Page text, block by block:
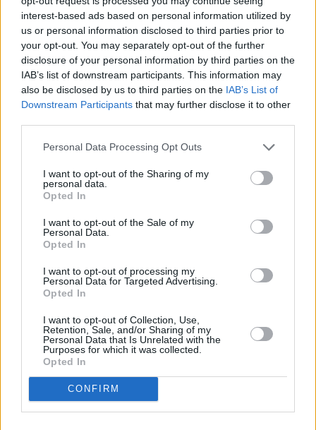
interest-based ads based on personal information utilized by
us or personal information disclosed to third parties prior to
your opt-out. You may separately opt-out of the further
disclosure of your personal information by third parties on the
IAB’s list of downstream participants. This information may
also be disclosed by us to third parties on the IAB’s List of
Downstream Participants that may further disclose it to other
Personal Data Processing Opt Outs
I want to opt-out of the Sharing of my
personal data.
Opted In
I want to opt-out of the Sale of my
Personal Data.
Opted In
I want to opt-out of processing my
Personal Data for Targeted Advertising.
Opted In
I want to opt-out of Collection, Use,
Retention, Sale, and/or Sharing of my
Personal Data that Is Unrelated with the
Purposes for which it was collected.
Opted In
CONFIRM
Melody.
El pedáneo, Antonio López, destaca el ambiente que hubo
durante las dos jornadas, pensadas como una forma de
recibir a los emigrantes que vuelven a su tierra para pasar
unos días.